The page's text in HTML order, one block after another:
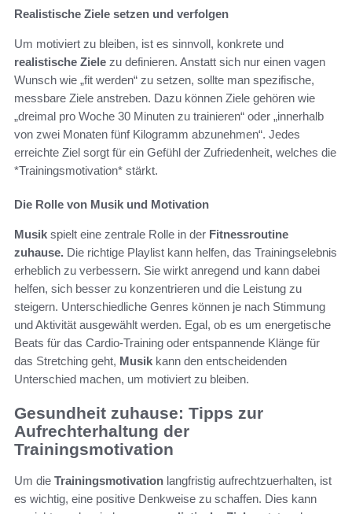
Realistische Ziele setzen und verfolgen
Um motiviert zu bleiben, ist es sinnvoll, konkrete und
realistische Ziele zu definieren. Anstatt sich nur einen vagen
Wunsch wie „fit werden“ zu setzen, sollte man spezifische,
messbare Ziele anstreben. Dazu können Ziele gehören wie
„dreimal pro Woche 30 Minuten zu trainieren“ oder „innerhalb
von zwei Monaten fünf Kilogramm abzunehmen“. Jedes
erreichte Ziel sorgt für ein Gefühl der Zufriedenheit, welches die
*Trainingsmotivation* stärkt.
Die Rolle von Musik und Motivation
Musik spielt eine zentrale Rolle in der Fitnessroutine
zuhause. Die richtige Playlist kann helfen, das Trainingselebnis
erheblich zu verbessern. Sie wirkt anregend und kann dabei
helfen, sich besser zu konzentrieren und die Leistung zu
steigern. Unterschiedliche Genres können je nach Stimmung
und Aktivität ausgewählt werden. Egal, ob es um energetische
Beats für das Cardio-Training oder entspannende Klänge für
das Stretching geht, Musik kann den entscheidenden
Unterschied machen, um motiviert zu bleiben.
Gesundheit zuhause: Tipps zur
Aufrechterhaltung der
Trainingsmotivation
Um die Trainingsmotivation langfristig aufrechtzuerhalten, ist
es wichtig, eine positive Denkweise zu schaffen. Dies kann